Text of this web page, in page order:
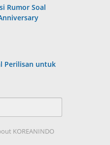
Rumor Soal
Perilisan untuk
KOREANINDO